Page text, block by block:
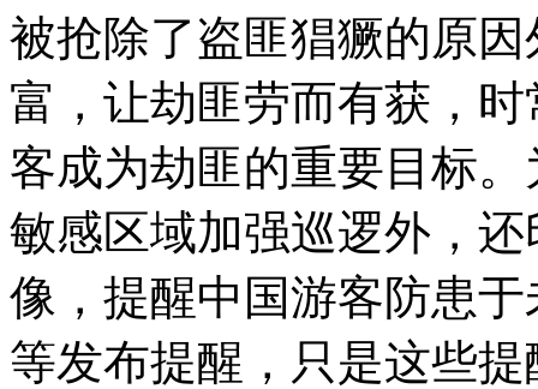
被抢除了盗匪猖獗的原
富，让劫匪劳而有获，
客成为劫匪的重要目标
敏感区域加强巡逻外，
像，提醒中国游客防患
等发布提醒，只是这些